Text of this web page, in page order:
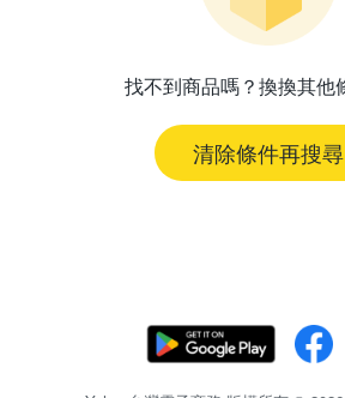
找不到商品嗎？換換其他
清除條件再搜尋